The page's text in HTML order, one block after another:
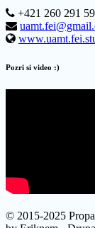
+421 260 291
Pozri si video :)
© 2015-2025